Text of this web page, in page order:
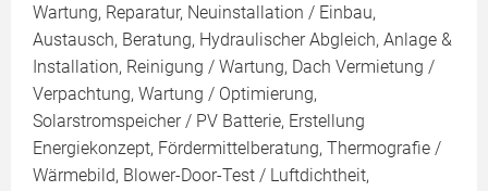
Wartung, Reparatur, Neuinstallation / Einbau,
Austausch, Beratung, Hydraulischer Abgleich, Anlage &
Installation, Reinigung / Wartung, Dach Vermietung /
Verpachtung, Wartung / Optimierung,
Solarstromspeicher / PV Batterie, Erstellung
Energiekonzept, Fördermittelberatung, Thermografie /
Wärmebild, Blower-Door-Test / Luftdichtheit,